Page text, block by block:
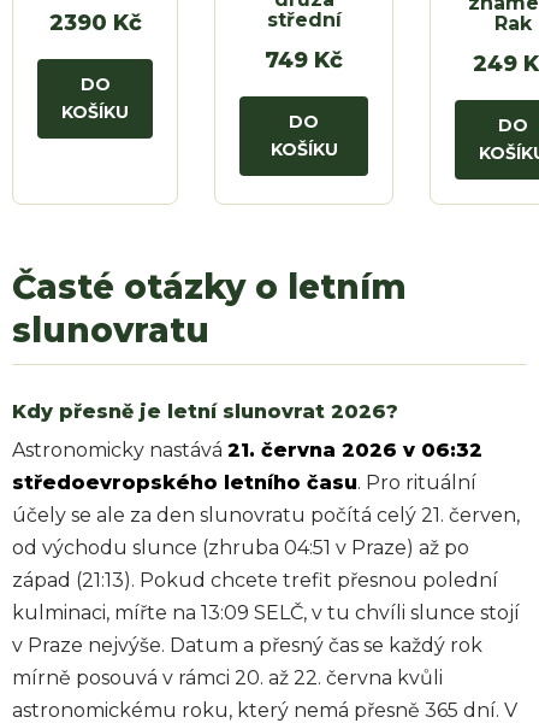
2390 Kč
DO
KOŠÍKU
střední
749 Kč
DO
KOŠÍKU
Rak
249
DO
Časté otázky o letním
slunovratu
Kdy přesně je letní slunovrat 2026?
Astronomicky nastává 21. června 2026 v 06:32
středoevropského letního času. Pro rituální
účely se ale za den slunovratu počítá celý 21. červen,
od východu slunce (zhruba 04:51 v Praze) až po
západ (21:13). Pokud chcete trefit přesnou polední
kulminaci, mířte na 13:09 SELČ, v tu chvíli slunce stojí
v Praze nejvýše. Datum a přesný čas se každý rok
mírně posouvá v rámci 20. až 22. června kvůli
astronomickému roku, který nemá přesně 365 dní. V